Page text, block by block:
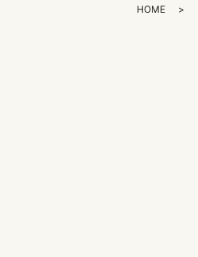
HOME